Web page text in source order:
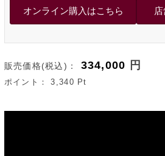
販売価格(税込)： 334,000 円
ポイント：3,340 Pt